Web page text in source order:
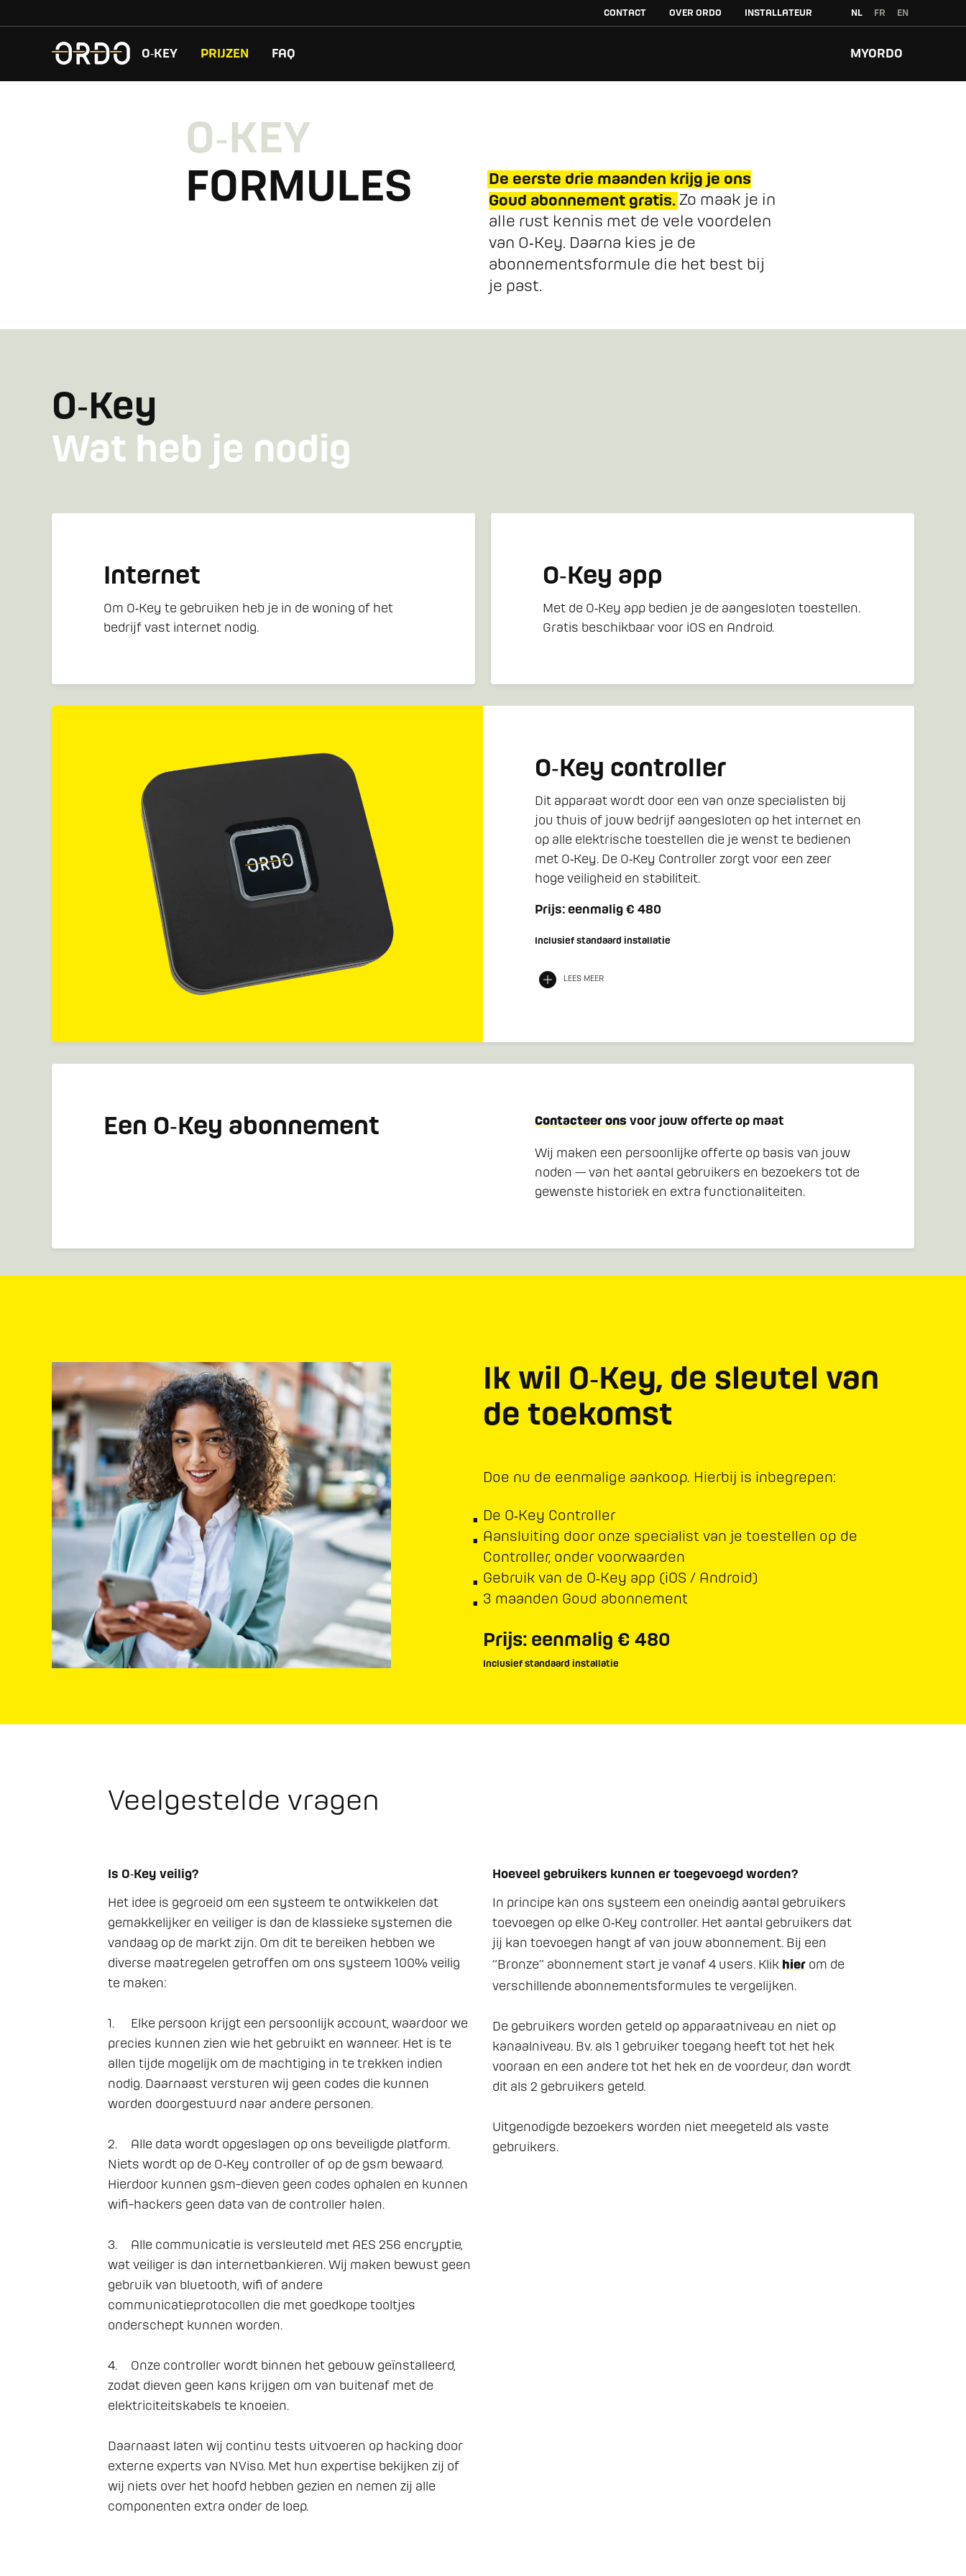
O‑KEY PRIJZEN FAQ MYORDO
CONTACT OVER ORDO INSTALLATEUR NL FR EN
O‑KEY
FORMULES
De eerste drie maanden krijg je ons
Goud abonnement gratis. Zo maak je in
alle rust kennis met de vele voordelen
van O‑Key. Daarna kies je de
abonnementsformule die het best bij
je past.
O‑Key
Wat heb je nodig
Internet
Om O‑Key te gebruiken heb je in de woning of het
bedrijf vast internet nodig.
O‑Key app
Met de O‑Key app bedien je de aangesloten toestellen.
Gratis beschikbaar voor iOS en Android.
O‑Key controller
Dit apparaat wordt door een van onze specialisten bij
jou thuis of jouw bedrijf aangesloten op het internet en
op alle elektrische toestellen die je wenst te bedienen
met O‑Key. De O‑Key Controller zorgt voor een zeer
hoge veiligheid en stabiliteit.
Prijs: eenmalig € 480
Inclusief standaard installatie
LEES MEER
Een O‑Key abonnement Contacteer ons voor jouw offerte op maat
Wij maken een persoonlijke offerte op basis van jouw
noden — van het aantal gebruikers en bezoekers tot de
gewenste historiek en extra functionaliteiten.
Ik wil O‑Key, de sleutel van
de toekomst
Doe nu de eenmalige aankoop. Hierbij is inbegrepen:
De O‑Key Controller
Aansluiting door onze specialist van je toestellen op de
Controller, onder voorwaarden
Gebruik van de O‑Key app (iOS / Android)
3 maanden Goud abonnement
Prijs: eenmalig € 480
Inclusief standaard installatie
Veelgestelde vragen
Is O‑Key veilig?
Het idee is gegroeid om een systeem te ontwikkelen dat
gemakkelijker en veiliger is dan de klassieke systemen die
vandaag op de markt zijn. Om dit te bereiken hebben we
diverse maatregelen getroffen om ons systeem 100% veilig
te maken:
1.	Elke persoon krijgt een persoonlijk account, waardoor we
precies kunnen zien wie het gebruikt en wanneer. Het is te
allen tijde mogelijk om de machtiging in te trekken indien
nodig. Daarnaast versturen wij geen codes die kunnen
worden doorgestuurd naar andere personen.
2.	Alle data wordt opgeslagen op ons beveiligde platform.
Niets wordt op de O‑Key controller of op de gsm bewaard.
Hierdoor kunnen gsm-dieven geen codes ophalen en kunnen
wifi-hackers geen data van de controller halen.
3.	Alle communicatie is versleuteld met AES 256 encryptie,
wat veiliger is dan internetbankieren. Wij maken bewust geen
gebruik van bluetooth, wifi of andere
communicatieprotocollen die met goedkope tooltjes
onderschept kunnen worden.
4.	Onze controller wordt binnen het gebouw geïnstalleerd,
zodat dieven geen kans krijgen om van buitenaf met de
elektriciteitskabels te knoeien.
Daarnaast laten wij continu tests uitvoeren op hacking door
externe experts van NViso. Met hun expertise bekijken zij of
wij niets over het hoofd hebben gezien en nemen zij alle
componenten extra onder de loep.
Hoeveel gebruikers kunnen er toegevoegd worden?
In principe kan ons systeem een oneindig aantal gebruikers
toevoegen op elke O‑Key controller. Het aantal gebruikers dat
jij kan toevoegen hangt af van jouw abonnement. Bij een
“Bronze” abonnement start je vanaf 4 users. Klik hier om de
verschillende abonnementsformules te vergelijken.
De gebruikers worden geteld op apparaatniveau en niet op
kanaalniveau. Bv. als 1 gebruiker toegang heeft tot het hek
vooraan en een andere tot het hek en de voordeur, dan wordt
dit als 2 gebruikers geteld.
Uitgenodigde bezoekers worden niet meegeteld als vaste
gebruikers.